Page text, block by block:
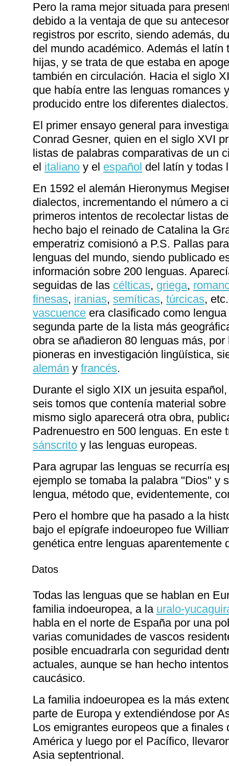
Pero la rama mejor situada para
debido a la ventaja de que su
registros por escrito, siendo además,
del mundo académico. Además el
hijas, y se trata de que estaba en
también en circulación. Hacia el siglo
que había entre las lenguas romances
producido entre los diferentes dialectos.
El primer ensayo general para
Conrad Gesner, quien en el siglo XVI
listas de palabras comparativas de un
el italiano y el español del latín y todas
En 1592 el alemán Hieronymus
dialectos, incrementando el número a
primeros intentos de recolectar listas
hecho bajo el reinado de Catalina la
emperatriz comisionó a P.S. Pallas
lenguas del mundo, siendo publicado
información sobre 200 lenguas.
seguidas de las célticas, griega,
finesas, iranias, semíticas, túrcicas,
vascuence era clasificado como
segunda parte de la lista más
obra se añadieron 80 lenguas más,
pioneras en investigación lingüística,
alemán y francés.
Durante el siglo XIX un jesuita
seis tomos que contenía material
mismo siglo aparecerá otra obra,
Padrenuestro en 500 lenguas. En este
sánscrito y las lenguas europeas.
Para agrupar las lenguas se recurría
ejemplo se tomaba la palabra "Dios" y
lengua, método que, evidentemente,
Pero el hombre que ha pasado a la
bajo el epígrafe indoeuropeo fue
genética entre lenguas aparentemente
Datos
Todas las lenguas que se hablan en
familia indoeuropea, a la uralo-
habla en el norte de España por una
varias comunidades de vascos
posible encuadrarla con seguridad
actuales, aunque se han hecho
caucásico.
La familia indoeuropea es la más
parte de Europa y extendiéndose por
Los emigrantes europeos que a
América y luego por el Pacífico,
Asia septentrional.